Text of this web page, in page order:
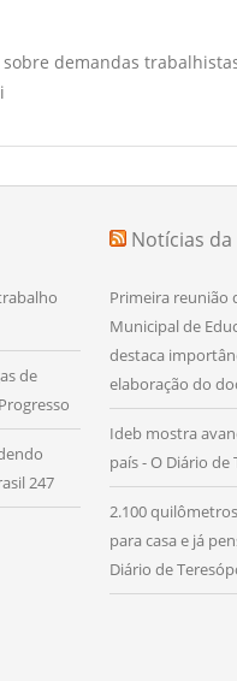
demandas
de
247
Notícias da
Primeira reunião
Municipal de
destaca
elaboração do
Ideb mostra
país - O Diário de
2.100
para casa e já
Diário de